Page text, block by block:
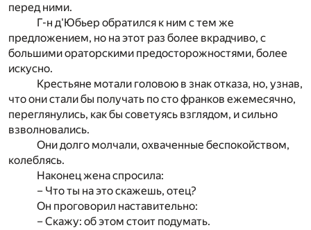
перед ними.
Г-н д'Юбьер обратился к ним с тем же
предложением, но на этот раз более вкрадчиво, с
большими ораторскими предосторожностями, более
искусно.
Крестьяне мотали головою в знак отказа, но, узнав,
что они стали бы получать по сто франков ежемесячно,
переглянулись, как бы советуясь взглядом, и сильно
взволновались.
Они долго молчали, охваченные беспокойством,
колеблясь.
Наконец жена спросила:
– Что ты на это скажешь, отец?
Он проговорил наставительно:
– Скажу: об этом стоит подумать.